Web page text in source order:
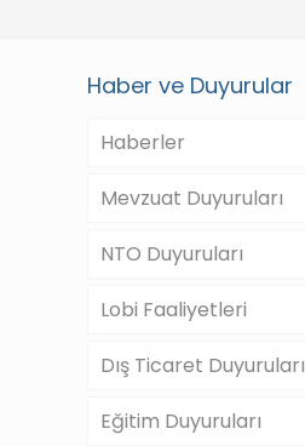
Haber ve Duyurular
Haberler
Mevzuat Duyuruları
NTO Duyuruları
Lobi Faaliyetleri
Dış Ticaret Duyuruları
Eğitim Duyuruları